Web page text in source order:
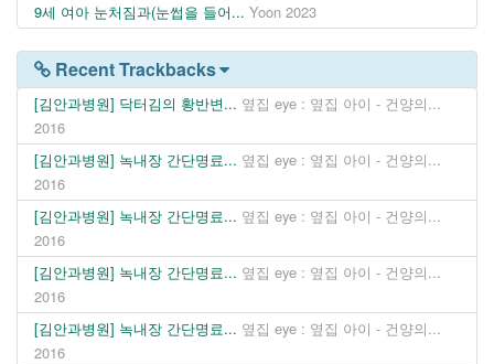
9세 여아 눈처짐과(눈썹을 들어... Yoon 2023
Recent Trackbacks
[김안과병원] 닥터김의 황반변... 옆집 eye : 옆집 아이 - 건양의...
2016
[김안과병원] 녹내장 간단명료... 옆집 eye : 옆집 아이 - 건양의...
2016
[김안과병원] 녹내장 간단명료... 옆집 eye : 옆집 아이 - 건양의...
2016
[김안과병원] 녹내장 간단명료... 옆집 eye : 옆집 아이 - 건양의...
2016
[김안과병원] 녹내장 간단명료... 옆집 eye : 옆집 아이 - 건양의...
2016